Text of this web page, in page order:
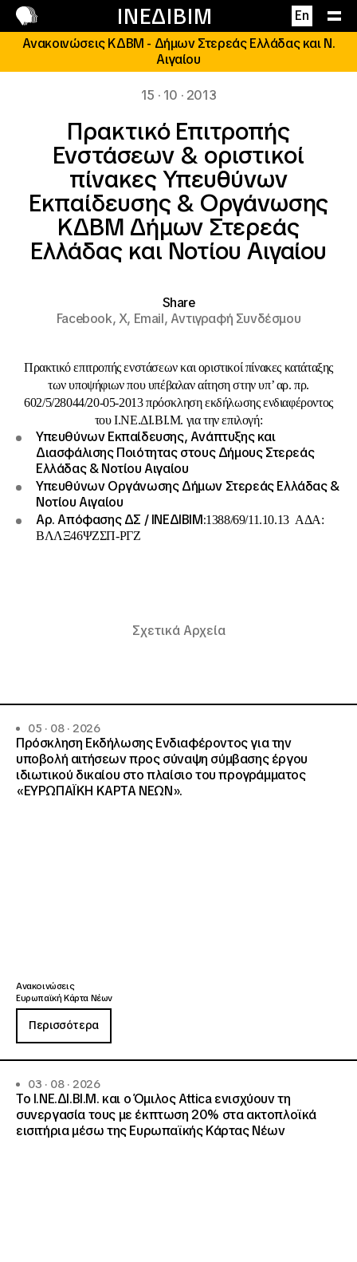
ΙΝΕΔΙΒΙΜ En
Επικοινωνία
Ανακοινώσεις ΚΔΒΜ - Δήμων Στερεάς Ελλάδας και Ν.
Αιγαίου
15 · 10 · 2013
Πρακτικό Επιτροπής
Ενστάσεων & οριστικοί
πίνακες Υπευθύνων
Εκπαίδευσης & Οργάνωσης
ΚΔΒΜ Δήμων Στερεάς
Ελλάδας και Νοτίου Αιγαίου
Share
Facebook,X, Email,Αντιγραφή Συνδέσμου
Πρακτικό επιτροπής ενστάσεων και οριστικοί πίνακες κατάταξης
των υποψήφιων που υπέβαλαν αίτηση στην υπ’ αρ. πρ.
602/5/28044/20-05-2013 πρόσκληση εκδήλωσης ενδιαφέροντος
του Ι.ΝΕ.ΔΙ.ΒΙ.Μ. για την επιλογή:
Υπευθύνων Εκπαίδευσης, Ανάπτυξης και
Διασφάλισης Ποιότητας στους Δήμους Στερεάς
Ελλάδας & Νοτίου Αιγαίου
Υπευθύνων Οργάνωσης Δήμων Στερεάς Ελλάδας &
Νοτίου Αιγαίου
Αρ. Απόφασης ΔΣ / ΙΝΕΔΙΒΙΜ:1388/69/11.10.13 ΑΔΑ:
ΒΛΛΞ46ΨΖΣΠ-ΡΓΖ
Σχετικά Αρχεία
05 · 08 · 2026
Πρόσκληση Εκδήλωσης Ενδιαφέροντος για την
υποβολή αιτήσεων προς σύναψη σύμβασης έργου
ιδιωτικού δικαίου στο πλαίσιο του προγράμματος
«ΕΥΡΩΠΑΪΚΗ ΚΑΡΤΑ ΝΕΩΝ».
Ανακοινώσεις
Ευρωπαϊκή Κάρτα Νέων
Περισσότερα
03 · 08 · 2026
Το Ι.ΝΕ.ΔΙ.ΒΙ.Μ. και o Όμιλος Attica ενισχύουν τη
συνεργασία τους με έκπτωση 20% στα ακτοπλοϊκά
εισιτήρια μέσω της Ευρωπαϊκής Κάρτας Νέων